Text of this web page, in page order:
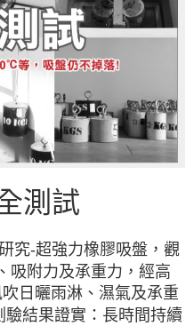
測試
究-超強力橡膠吸盤，觀
吸附力及承重力，經高
日曬雨淋、濕氣及承重
結果證實：長時間持續